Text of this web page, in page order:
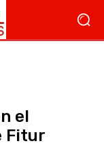
el
Fitur